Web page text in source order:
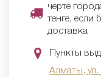
черте
тенге, если
доставка
Пункты
Алматы,